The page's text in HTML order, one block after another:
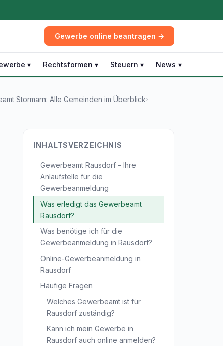
Gewerbe online beantragen →
▾ Rechtsformen ▾ Steuern ▾ News ▾
Stormarn: Alle Gemeinden im Überblick›
INHALTSVERZEICHNIS
Gewerbeamt Rausdorf – Ihre
Anlaufstelle für die
Gewerbeanmeldung
Was erledigt das Gewerbeamt
Rausdorf?
Was benötige ich für die
Gewerbeanmeldung in Rausdorf?
Online-Gewerbeanmeldung in
Rausdorf
Häufige Fragen
Welches Gewerbeamt ist für
Rausdorf zuständig?
Kann ich mein Gewerbe in
Rausdorf auch online anmelden?